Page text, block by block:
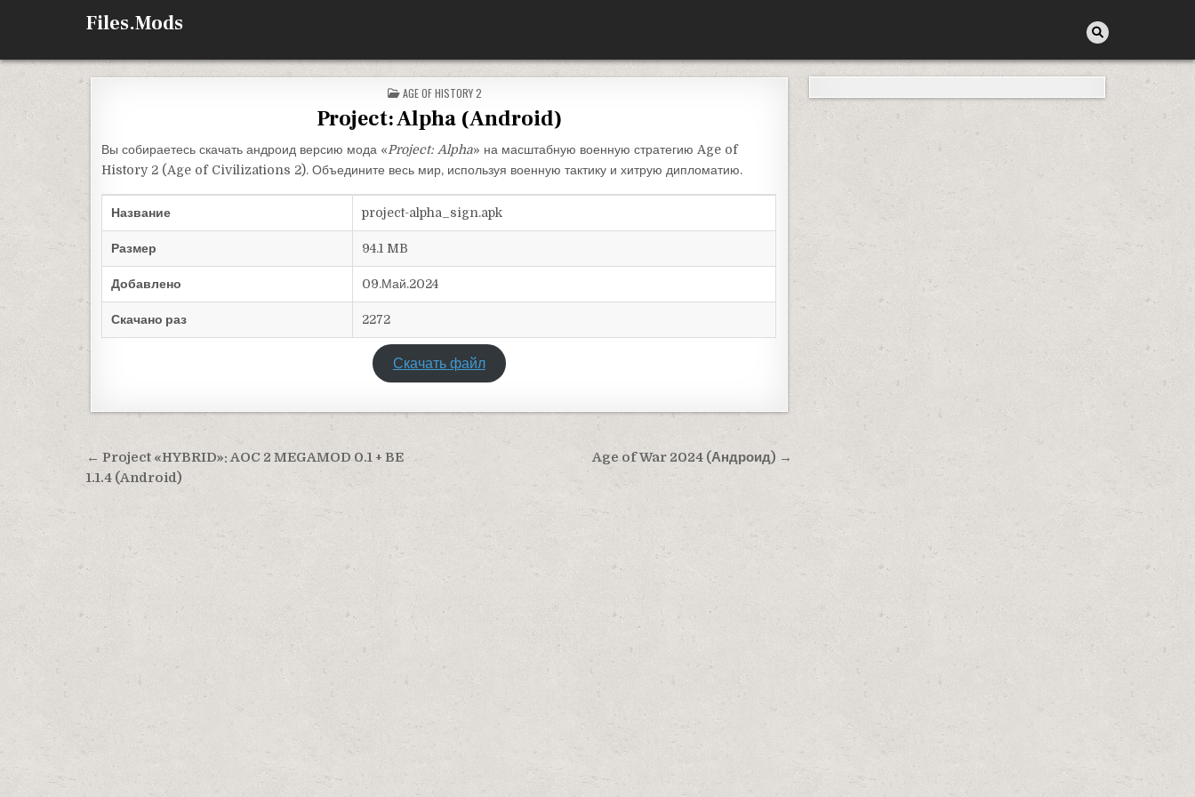
Files.Mods
ОПУБЛИКОВАНО В
AGE OF HISTORY 2
Project: Alpha (Android)
Вы собираетесь скачать андроид версию мода «Project: Alpha» на масштабную военную стратегию Age of
History 2 (Age of Civilizations 2). Объедините весь мир, используя военную тактику и хитрую дипломатию.
Название project-alpha_sign.apk
Размер 94.1 MB
Добавлено 09.Май.2024
Скачано раз 2272
Скачать файл
Навигация по записям Age of War 2024 (Андроид) →
← Project «HYBRID»: AOC 2 MEGAMOD 0.1 + BE
1.1.4 (Android)